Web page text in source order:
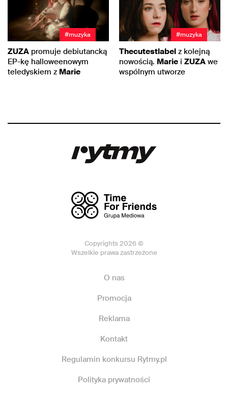
#muzyka
ZUZA promuje debiutancką
EP-kę halloweenowym
teledyskiem z Marie
#muzyka
Thecutestlabel z kolejną
nowością. Marie i ZUZA we
wspólnym utworze
Copyrights 2026 ©
Wszelkie prawa zastrzeżone
O nas
Promocja
Reklama
Kontakt
Regulamin konkursu Rytmy.pl
Polityka prywatności